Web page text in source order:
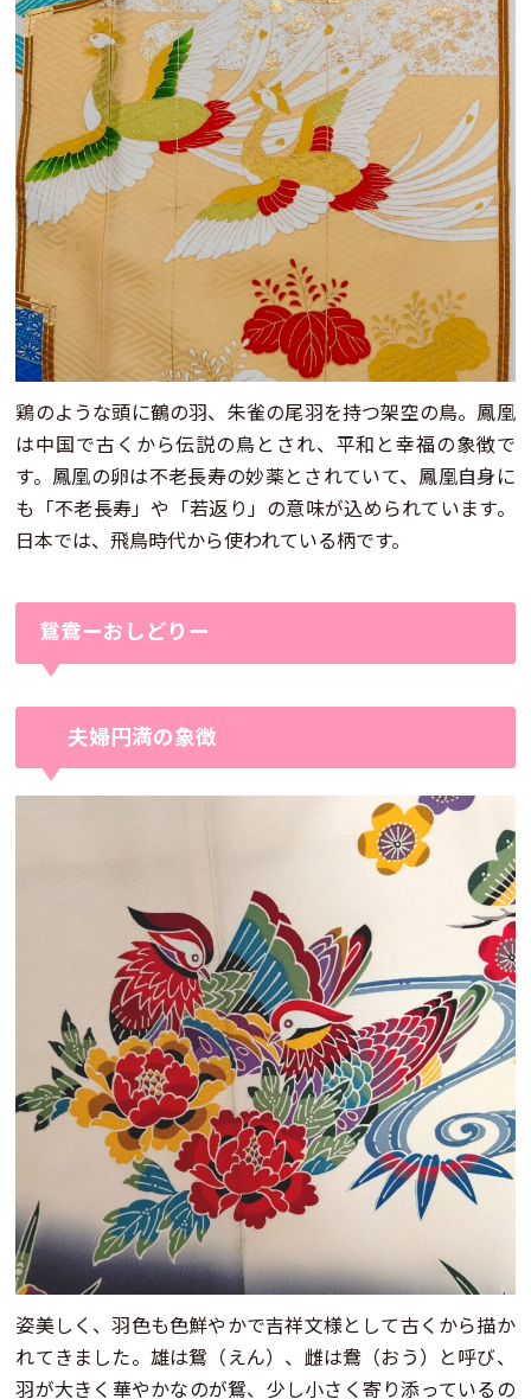
鶏のような頭に鶴の羽、朱雀の尾羽を持つ架空の鳥。鳳凰
は中国で古くから伝説の鳥とされ、平和と幸福の象徴で
す。鳳凰の卵は不老長寿の妙薬とされていて、鳳凰自身に
も「不老長寿」や「若返り」の意味が込められています。
日本では、飛鳥時代から使われている柄です。
鴛鴦ーおしどりー
夫婦円満の象徴
姿美しく、羽色も色鮮やかで吉祥文様として古くから描か
れてきました。雄は鴛（えん）、雌は鴦（おう）と呼び、
羽が大きく華やかなのが鴛、少し小さく寄り添っているの